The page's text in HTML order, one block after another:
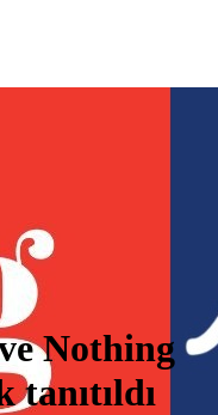
Nothing